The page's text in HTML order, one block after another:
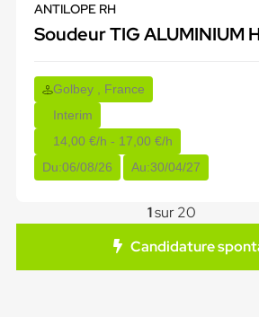
ANTILOPE RH
Soudeur TIG ALUMINIUM
Golbey , France
Interim
14,00 €/h - 17,00 €/h
Du:06/08/26 Au:30/04/27
1sur 20
Candidature